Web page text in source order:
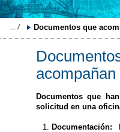
Documentos que
Documentos que
solicitud en una
Documentación: